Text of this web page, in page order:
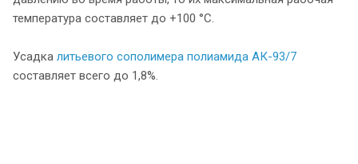
температура составляет до +100 °С.
Усадка литьевого сополимера полиамида АК-93/7
составляет всего до 1,8%.